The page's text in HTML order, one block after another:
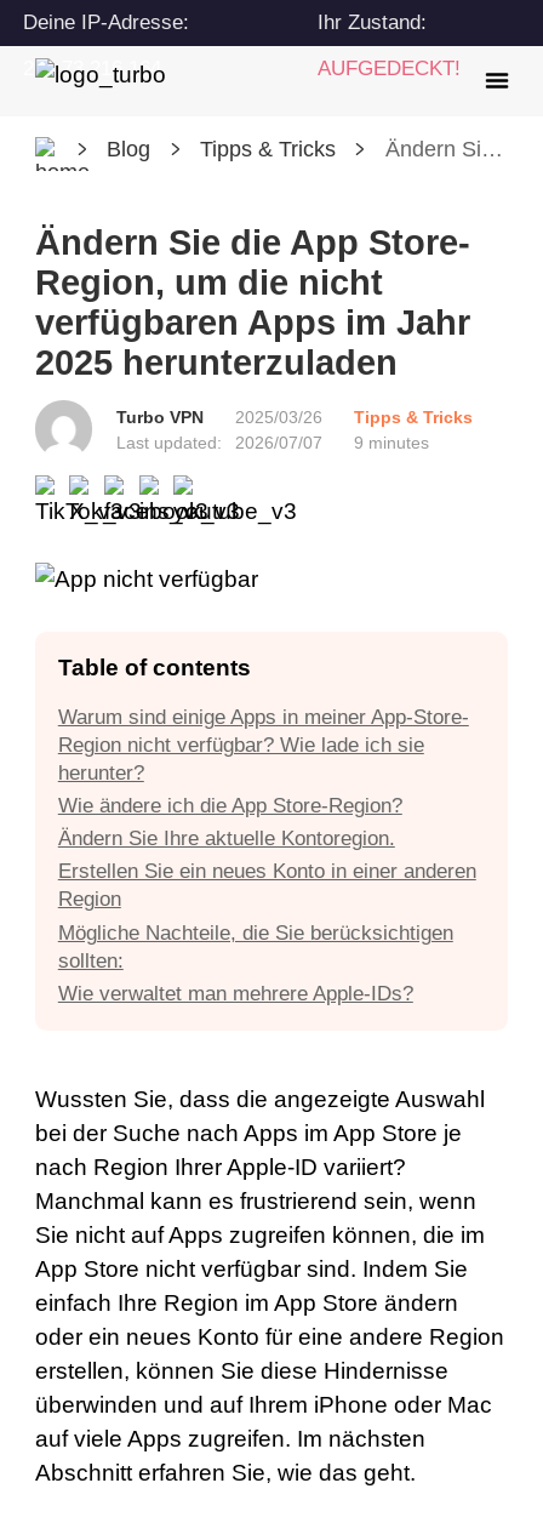
Deine IP-Adresse:
216.73.216.164
Ihr Zustand:
AUFGEDECKT!
Blog Tipps & Tricks Ändern Sie die App Store-Region, um die nicht verfügbaren Apps im Jahr 2025 herunterzuladen
Ändern Sie die App Store-
Region, um die nicht
verfügbaren Apps im Jahr
2025 herunterzuladen
Turbo VPN 2025/03/26
Tipps & Tricks
Last updated:
2026/07/07 9 minutes
Table of contents
Warum sind einige Apps in meiner App-Store-
Region nicht verfügbar? Wie lade ich sie
herunter?
Wie ändere ich die App Store-Region?
Ändern Sie Ihre aktuelle Kontoregion.
Erstellen Sie ein neues Konto in einer anderen
Region
Mögliche Nachteile, die Sie berücksichtigen
sollten:
Wie verwaltet man mehrere Apple-IDs?
Wussten Sie, dass die angezeigte Auswahl
bei der Suche nach Apps im App Store je
nach Region Ihrer Apple-ID variiert?
Manchmal kann es frustrierend sein, wenn
Sie nicht auf Apps zugreifen können, die im
App Store nicht verfügbar sind. Indem Sie
einfach Ihre Region im App Store ändern
oder ein neues Konto für eine andere Region
erstellen, können Sie diese Hindernisse
überwinden und auf Ihrem iPhone oder Mac
auf viele Apps zugreifen. Im nächsten
Abschnitt erfahren Sie, wie das geht.